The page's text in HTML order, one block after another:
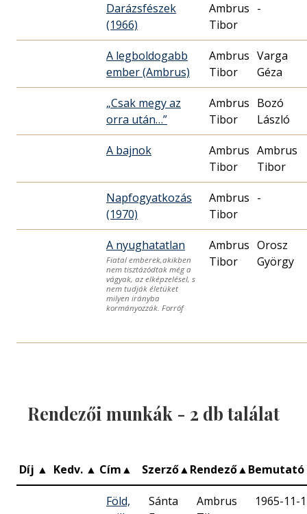
Darázsfészek
(1966)
Ambrus
Tibor
-
A legboldogabb
ember (Ambrus)
Ambrus
Tibor
Varga
Géza
„Csak megy az
orra után…”
Ambrus
Tibor
Bozó
László
A bajnok
Ambrus
Tibor
Ambrus
Tibor
Napfogyatkozás
(1970)
Ambrus
Tibor
-
A nyughatatlan
Fiatal emberek,akikben
nem tisztázódtak még a
vágyak, az elképzelésel, s
nem tudják életüket
milyen irányba
kormányozzák. Forróf
Ambrus
Tibor
Orosz
György
Rendezői munkák - 2 db találat
Díj ▲ Kedv. ▲ Cím▲ Szerző▲Rendező▲Bemutató
Föld,
Sánta
Ambrus
1965-11-